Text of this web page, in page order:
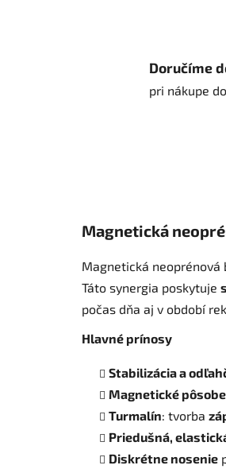
Doručíme
pri nákupe
Magnetická
Magnetická neoprénová
Táto synergia poskytuje
počas dňa aj v období
Hlavné prínosy
Stabilizácia a
Magnetické
Turmalín: tvorba
Priedušná,
Diskrétne nosenie